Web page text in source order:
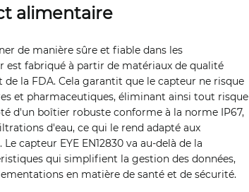
alimentaire
de manière sûre et fiable dans les
fabriqué à partir de matériaux de qualité
la FDA. Cela garantit que le capteur ne risque
et pharmaceutiques, éliminant ainsi tout risque
d'un boîtier robuste conforme à la norme IP67,
d'eau, ce qui le rend adapté aux
capteur EYE EN12830 va au-delà de la
qui simplifient la gestion des données,
en matière de santé et de sécurité.